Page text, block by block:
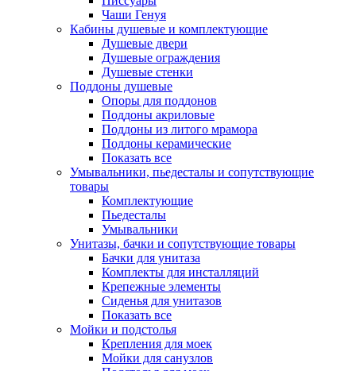
Чаши Генуя
Кабины душевые и комплектующие
Душевые двери
Душевые ограждения
Душевые стенки
Поддоны душевые
Опоры для поддонов
Поддоны акриловые
Поддоны из литого мрамора
Поддоны керамические
Показать все
Умывальники, пьедесталы и сопутствующие
товары
Комплектующие
Пьедесталы
Умывальники
Унитазы, бачки и сопутствующие товары
Бачки для унитаза
Комплекты для инсталляций
Крепежные элементы
Сиденья для унитазов
Показать все
Мойки и подстолья
Крепления для моек
Мойки для санузлов